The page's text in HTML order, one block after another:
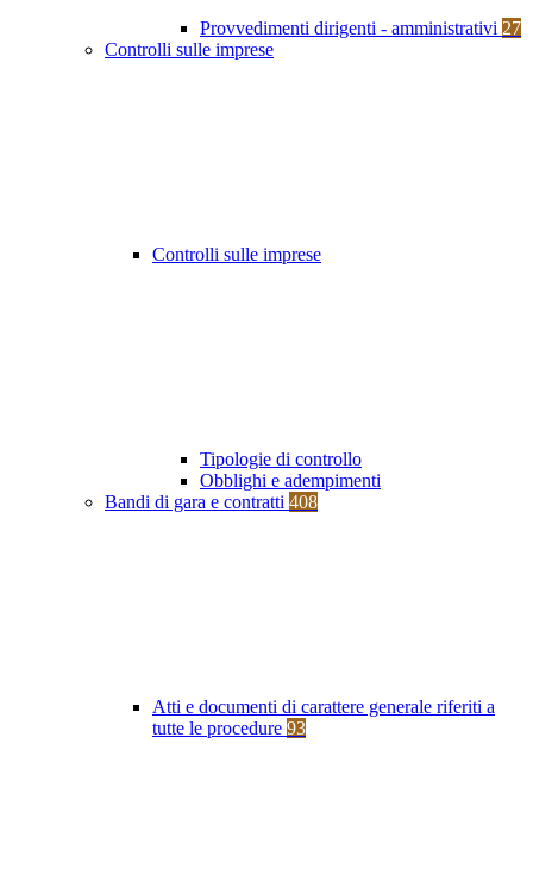
Provvedimenti dirigenti - amministrativi 27
Controlli sulle imprese
Controlli sulle imprese
Tipologie di controllo
Obblighi e adempimenti
Bandi di gara e contratti 408
Atti e documenti di carattere generale riferiti a
tutte le procedure 93